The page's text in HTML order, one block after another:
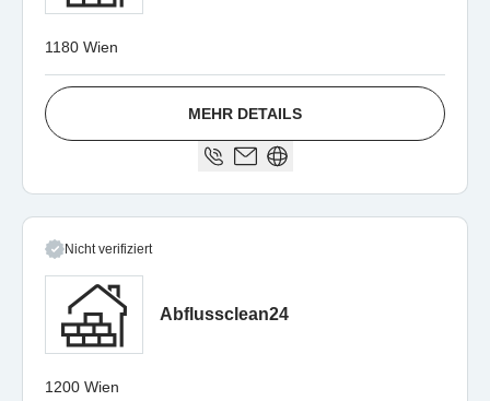
1180 Wien
MEHR DETAILS
Nicht verifiziert
Abflussclean24
1200 Wien